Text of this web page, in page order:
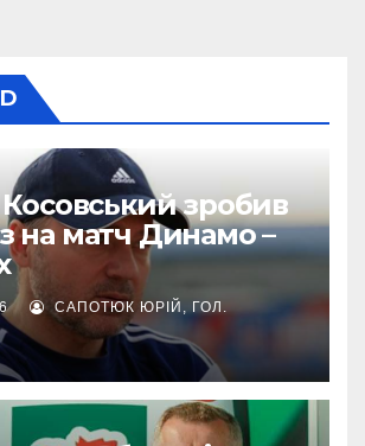
Косовський зробив
на матч Динамо –
САПОТЮК ЮРІЙ, ГОЛ.